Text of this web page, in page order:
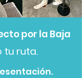
por la Baja
tu ruta.